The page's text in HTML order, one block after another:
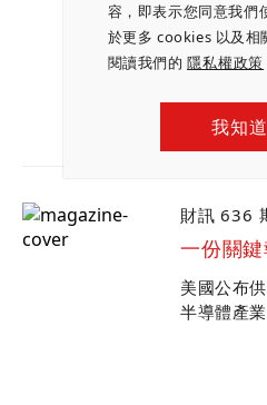
容，即表示您同意我們
於更多 cookies 以及相
閱讀我們的隱私權政策
我知
財訊 636
一份關
美國公布
半導體產
過程中，